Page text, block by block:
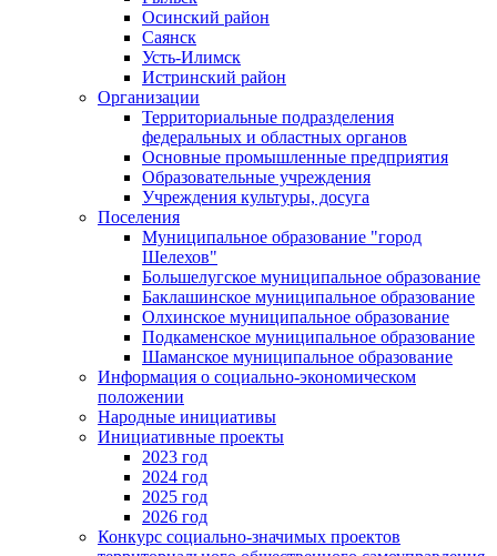
Осинский район
Саянск
Усть-Илимск
Истринский район
Организации
Территориальные подразделения
федеральных и областных органов
Основные промышленные предприятия
Образовательные учреждения
Учреждения культуры, досуга
Поселения
Муниципальное образование "город
Шелехов"
Большелугское муниципальное образование
Баклашинское муниципальное образование
Олхинское муниципальное образование
Подкаменское муниципальное образование
Шаманское муниципальное образование
Информация о социально-экономическом
положении
Народные инициативы
Инициативные проекты
2023 год
2024 год
2025 год
2026 год
Конкурс социально-значимых проектов